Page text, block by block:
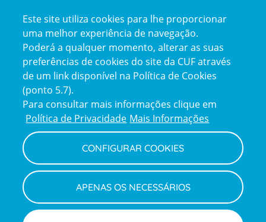
certification2certification3
Reclamações
e
elogios
Policy
Política de Privacidade e Cookies
Termos e Condições
Declaração de Acessibilidade
Canal de Denúncias
Informações legais
Este site utiliza cookies para lhe proporcionar
uma melhor experiência de navegação.
Poderá a qualquer momento, alterar as suas
preferências de cookies do site da CUF através
de um link disponível na Política de Cookies
(ponto 5.7).
Para consultar mais informações clique em
Política de Privacidade Mais Informações
CONFIGURAR COOKIES
APENAS OS NECESSÁRIOS